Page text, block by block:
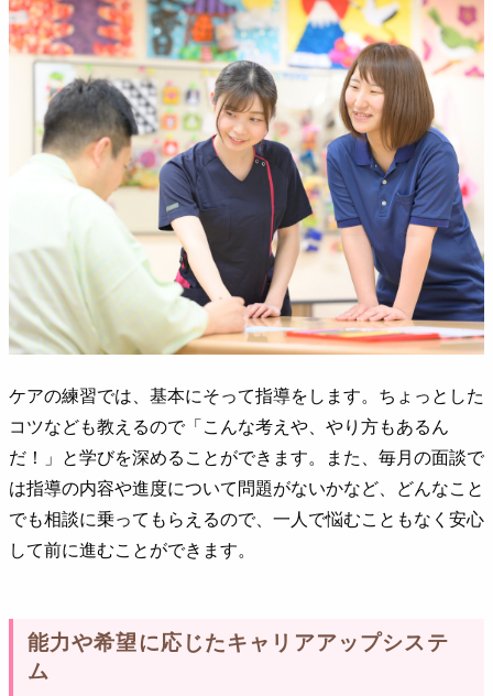
ケアの練習では、基本にそって指導をします。ちょっとした
コツなども教えるので「こんな考えや、やり方もあるん
だ！」と学びを深めることができます。また、毎月の面談で
は指導の内容や進度について問題がないかなど、どんなこと
でも相談に乗ってもらえるので、一人で悩むこともなく安心
して前に進むことができます。
能力や希望に応じたキャリアアップシステ
ム